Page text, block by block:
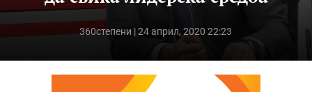
360степени | 24 април, 2020 22:23